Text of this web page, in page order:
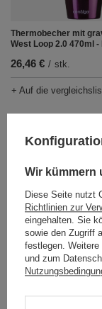
Thermobecher mit
West Loop 2.0 470ml -
26,46 € / stk.
+ Auf die
Thermobecher mit
West Loop 2.0 -
26,46 € / stk.
Wir kümmern
Diese Seite nutzt
Richtlinien zur
eingehalten. Sie
sowie den Zugriff
festlegen.
und zum